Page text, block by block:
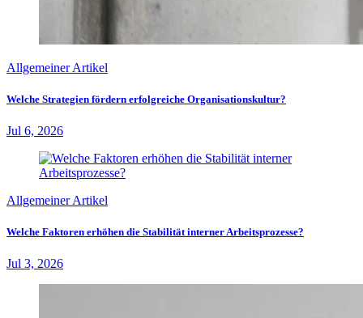
Allgemeiner Artikel
Welche Strategien fördern erfolgreiche Organisationskultur?
Jul 6, 2026
Allgemeiner Artikel
Welche Faktoren erhöhen die Stabilität interner Arbeitsprozesse?
Jul 3, 2026